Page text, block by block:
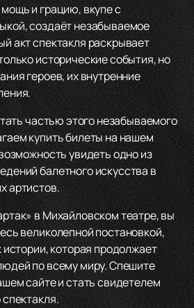
и грацию, вкупе с
создаёт незабываемое
акт спектакля раскрывает
исторические события, но
героев, их внутренние
частью этого незабываемого
купить билеты на нашем
увидеть одно из
балетного искусства в
артистов.
в Михайловском театре, вы
великолепной постановкой,
истории, которая продолжает
по всему миру. Спешите
сайте и стать свидетелем